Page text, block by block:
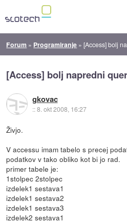
Forum » Programiranje »[Access] bolj
[Access] bolj napredni
gkovac
::8. okt 2008, 16:27
Živjo.
V accessu imam tabelo s precej
podatkov v tako obliko kot bi jo rad.
primer tabele je:
1stolpec 2stolpec
izdelek1 sestava1
izdelek1 sestava2
izdelek1 sestava3
izdelek2 sestava1